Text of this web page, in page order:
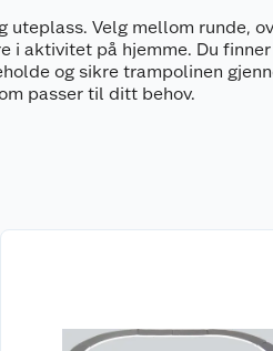
Velg mellom runde,
i aktivitet på hjemme. Du
og sikre trampolinen
passer til ditt behov.